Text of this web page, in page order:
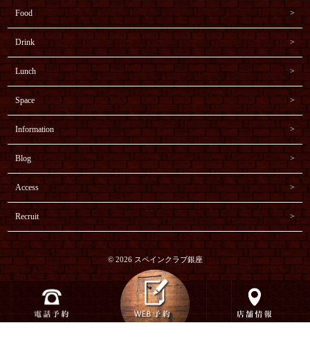
Food
Drink
Lunch
Space
Information
Blog
Access
Recruit
© 2026 スペインクラブ銀座